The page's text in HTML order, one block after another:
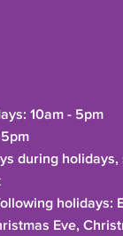
10am - 5pm
during holidays,
holidays:
Eve,